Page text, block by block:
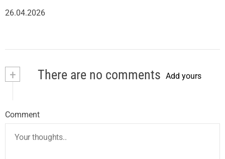
26.04.2026
+ There are no comments Add yours
Comment